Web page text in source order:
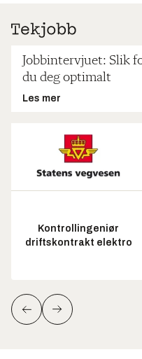
Jobbintervjuet: Slik
du deg optimalt
Les mer
Kontrollingeniør
driftskontrakt elektro